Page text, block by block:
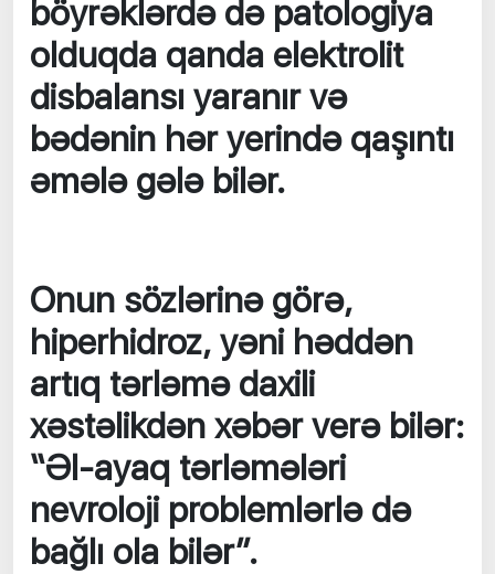
böyrəklərdə də patologiya
olduqda qanda elektrolit
disbalansı yaranır və
bədənin hər yerində qaşıntı
əmələ gələ bilər.
Onun sözlərinə görə,
hiperhidroz, yəni həddən
artıq tərləmə daxili
xəstəlikdən xəbər verə bilər:
“Əl-ayaq tərləmələri
nevroloji problemlərlə də
bağlı ola bilər”.